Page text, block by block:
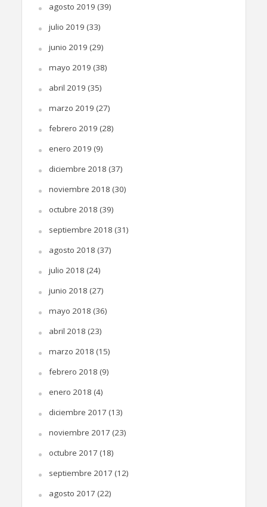
agosto 2019 (39)
julio 2019 (33)
junio 2019 (29)
mayo 2019 (38)
abril 2019 (35)
marzo 2019 (27)
febrero 2019 (28)
enero 2019 (9)
diciembre 2018 (37)
noviembre 2018 (30)
octubre 2018 (39)
septiembre 2018 (31)
agosto 2018 (37)
julio 2018 (24)
junio 2018 (27)
mayo 2018 (36)
abril 2018 (23)
marzo 2018 (15)
febrero 2018 (9)
enero 2018 (4)
diciembre 2017 (13)
noviembre 2017 (23)
octubre 2017 (18)
septiembre 2017 (12)
agosto 2017 (22)